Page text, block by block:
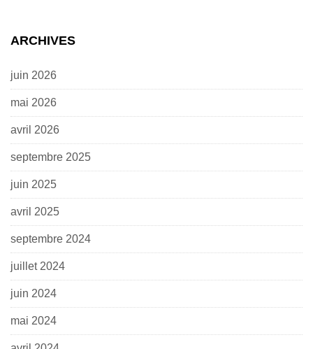
ARCHIVES
juin 2026
mai 2026
avril 2026
septembre 2025
juin 2025
avril 2025
septembre 2024
juillet 2024
juin 2024
mai 2024